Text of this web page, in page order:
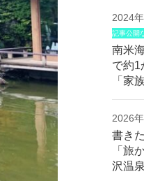
2024
記事公開
南米
で約1
「家
2026
書き
「旅
沢温